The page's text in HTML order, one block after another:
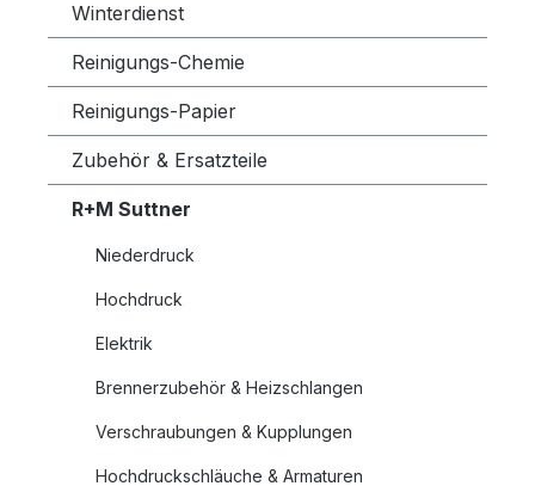
Winterdienst
Reinigungs-Chemie
Reinigungs-Papier
Zubehör & Ersatzteile
R+M Suttner
Niederdruck
Hochdruck
Elektrik
Brennerzubehör & Heizschlangen
Verschraubungen & Kupplungen
Hochdruckschläuche & Armaturen